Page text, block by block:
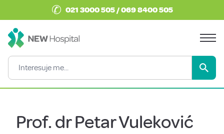
✆ 021 3000 505 / 069 8400 505
Prof. dr Petar Vuleković